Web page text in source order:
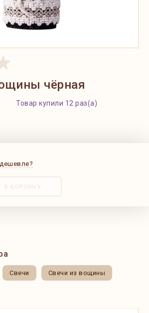
чёрная
Товар купили 12 раз(а)
В КОРЗИНУ
Свечи Свечи из вощины